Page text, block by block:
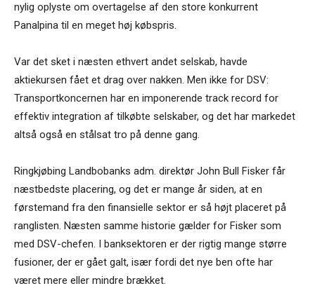
nylig oplyste om overtagelse af den store konkurrent
Panalpina til en meget høj købspris.
Var det sket i næsten ethvert andet selskab, havde
aktiekursen fået et drag over nakken. Men ikke for DSV:
Transportkoncernen har en imponerende track record for
effektiv integration af tilkøbte selskaber, og det har markedet
altså også en stålsat tro på denne gang.
Ringkjøbing Landbobanks adm. direktør John Bull Fisker får
næstbedste placering, og det er mange år siden, at en
førstemand fra den finansielle sektor er så højt placeret på
ranglisten. Næsten samme historie gælder for Fisker som
med DSV-chefen. I banksektoren er der rigtig mange større
fusioner, der er gået galt, især fordi det nye ben ofte har
været mere eller mindre brækket.